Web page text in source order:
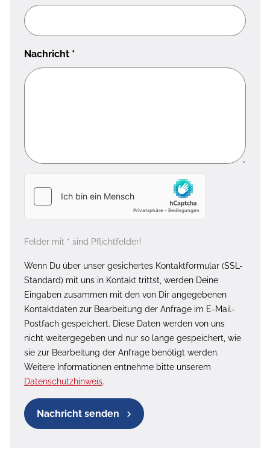
Nachricht *
Felder mit * sind Pflichtfelder!
Wenn Du über unser gesichertes Kontaktformular (SSL-
Standard) mit uns in Kontakt trittst, werden Deine
Eingaben zusammen mit den von Dir angegebenen
Kontaktdaten zur Bearbeitung der Anfrage im E-Mail-
Postfach gespeichert. Diese Daten werden von uns
nicht weitergegeben und nur so lange gespeichert, wie
sie zur Bearbeitung der Anfrage benötigt werden.
Weitere Informationen entnehme bitte unserem
Datenschutzhinweis.
Nachricht senden